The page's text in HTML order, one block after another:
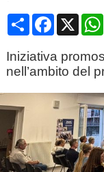
CondividiFacebook
X
Iniziativa
nell’ambito del